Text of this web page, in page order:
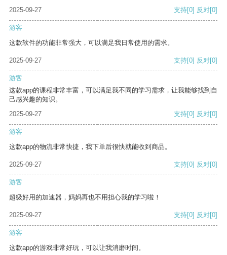
2025-09-27
支持[0] 反对[0]
游客
这款软件的功能非常强大，可以满足我日常使用的需求。
2025-09-27 支持[0] 反对[0]
游客
这款app的课程非常丰富，可以满足我不同的学习需求，让我能够找到自
己感兴趣的知识。
2025-09-27
支持[0] 反对[0]
游客
这款app的物流非常快捷，我下单后很快就能收到商品。
2025-09-27 支持[0] 反对[0]
游客
超级好用的加速器，妈妈再也不用担心我的学习啦！
2025-09-27 支持[0] 反对[0]
游客
这款app的游戏非常好玩，可以让我消磨时间。